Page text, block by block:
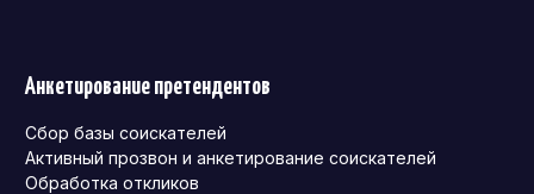
Анкетирование претендентов
Сбор базы соискателей
Активный прозвон и анкетирование соискателей
Обработка откликов